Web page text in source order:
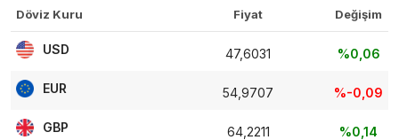
Döviz Kuru Fiyat Değişim
USD 47,6031 %0,06
EUR 54,9707 %-0,09
GBP 64,2211 %0,14